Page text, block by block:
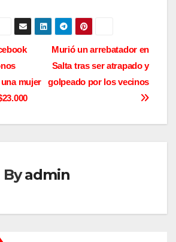
Murió un arrebatador en
Salta tras ser atrapado y
golpeado por los vecinos
mujer
Byadmin